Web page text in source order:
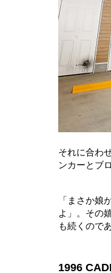
それに合わ
ンカーとブ
「まさか
よ」。その
も続くので
1996